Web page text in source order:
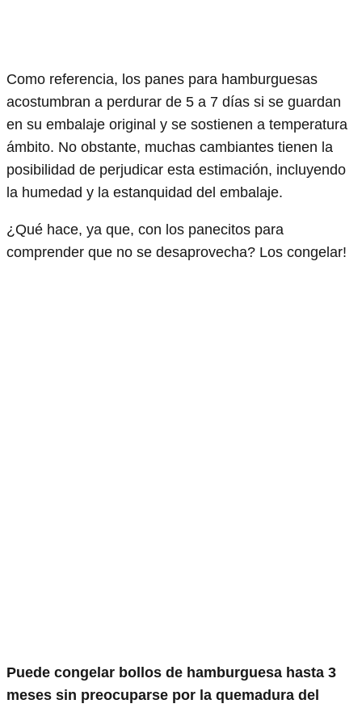
Como referencia, los panes para hamburguesas
acostumbran a perdurar de 5 a 7 días si se guardan
en su embalaje original y se sostienen a temperatura
ámbito. No obstante, muchas cambiantes tienen la
posibilidad de perjudicar esta estimación, incluyendo
la humedad y la estanquidad del embalaje.
¿Qué hace, ya que, con los panecitos para
comprender que no se desaprovecha? Los congelar!
Puede congelar bollos de hamburguesa hasta 3
meses sin preocuparse por la quemadura del